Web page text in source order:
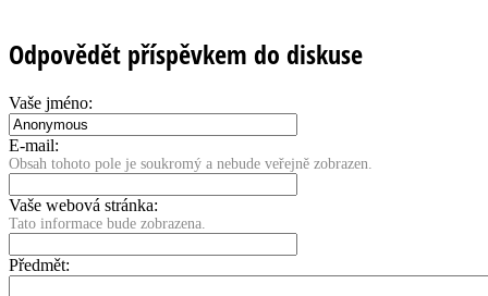
Odpovědět příspěvkem do diskuse
Vaše jméno:
E-mail:
Obsah tohoto pole je soukromý a nebude veřejně zobrazen.
Vaše webová stránka:
Tato informace bude zobrazena.
Předmět: